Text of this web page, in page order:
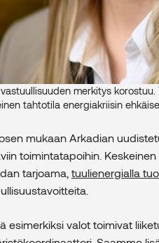
merkitys
tahtotila energiakriisin
mukaan Arkadian
toimintatapoihin.
tarjoama, tuulienergialla
esimerkiksi valot toimivat